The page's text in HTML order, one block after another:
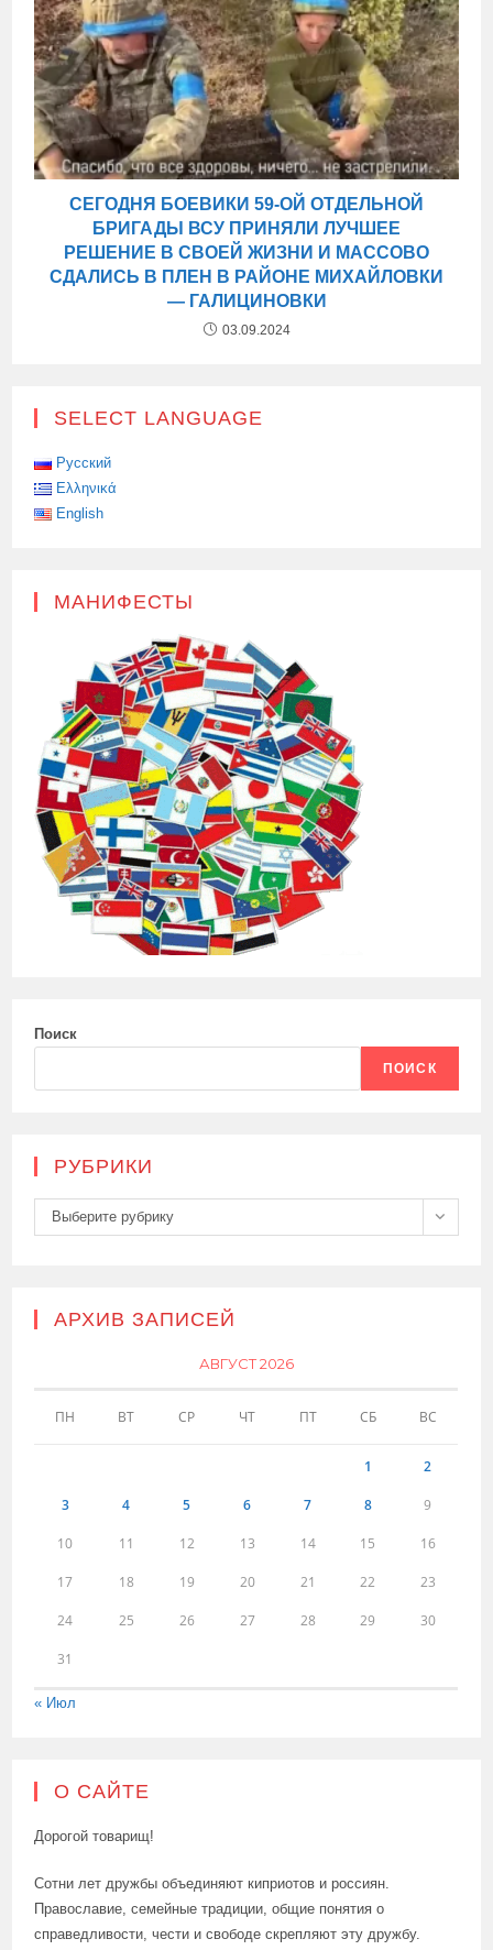
СЕГОДНЯ БОЕВИКИ 59-ОЙ ОТДЕЛЬНОЙ
БРИГАДЫ ВСУ ПРИНЯЛИ ЛУЧШЕЕ
РЕШЕНИЕ В СВОЕЙ ЖИЗНИ И МАССОВО
СДАЛИСЬ В ПЛЕН В РАЙОНЕ МИХАЙЛОВКИ
— ГАЛИЦИНОВКИ
03.09.2024
SELECT LANGUAGE
Русский
Ελληνικά
English
МАНИФЕСТЫ
Поиск
ПОИСК
РУБРИКИ
Рубрики
Выберите рубрику
АРХИВ ЗАПИСЕЙ
АВГУСТ 2026
ПН ВТ СР ЧТ ПТ СБ ВС
1 2
3 4 5 6 7 8 9
10 11 12 13 14 15 16
17 18 19 20 21 22 23
24 25 26 27 28 29 30
31
« Июл
О САЙТЕ
Дорогой товарищ!
Сотни лет дружбы объединяют киприотов и россиян.
Православие, семейные традиции, общие понятия о
справедливости, чести и свободе скрепляют эту дружбу.